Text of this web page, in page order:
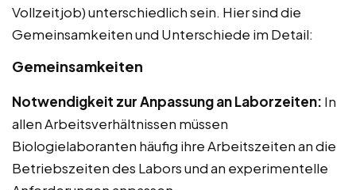
Vollzeitjob) unterschiedlich sein. Hier sind die
Gemeinsamkeiten und Unterschiede im Detail:
Gemeinsamkeiten
Notwendigkeit zur Anpassung an Laborzeiten: In
allen Arbeitsverhältnissen müssen
Biologielaboranten häufig ihre Arbeitszeiten an die
Betriebszeiten des Labors und an experimentelle